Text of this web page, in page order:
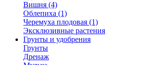
Вишня (4)
Облепиха (1)
Черемуха плодовая (1)
Эксклюзивные растения
Грунты и удобрения
Грунты
Дренаж